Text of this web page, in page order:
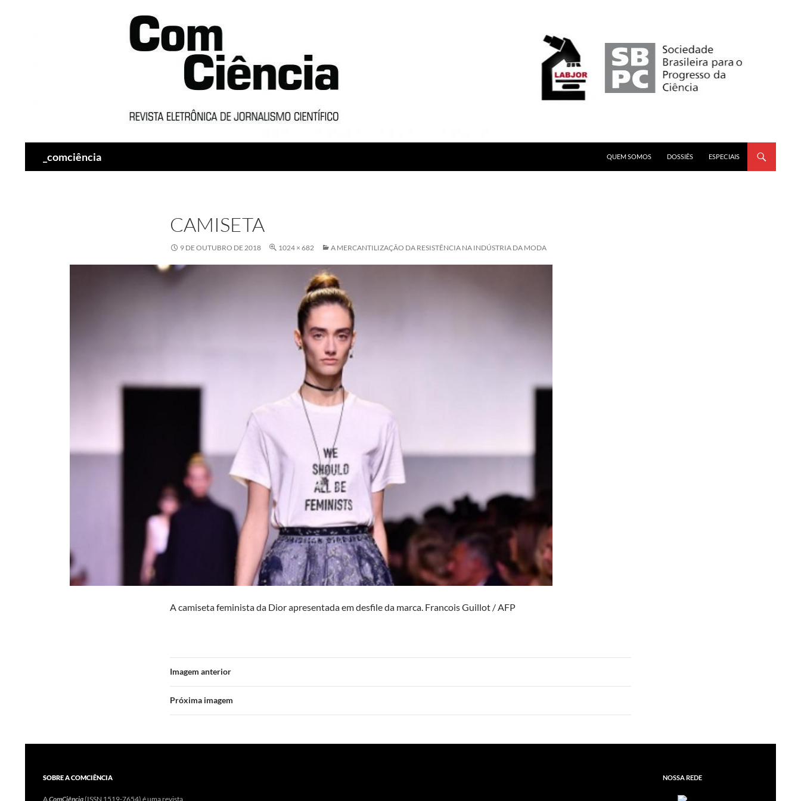
_comciência
QUEM SOMOS
DOSSIÊS ESPECIAIS
CAMISETA
9 DE OUTUBRO DE 2018 1024 × 682 A MERCANTILIZAÇÃO DA RESISTÊNCIA NA INDÚSTRIA DA MODA
A camiseta feminista da Dior apresentada em desfile da marca. Francois Guillot / AFP
Imagem anterior
Próxima imagem
SOBRE A COMCIÊNCIA
AComCiência(ISSN 1519-7654) é uma revista
NOSSA REDE